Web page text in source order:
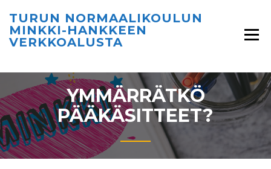
TURUN NORMAALIKOULUN
MINKKI-HANKKEEN
VERKKOALUSTA
YMMÄRRÄTKÖ
PÄÄKÄSITTEET?